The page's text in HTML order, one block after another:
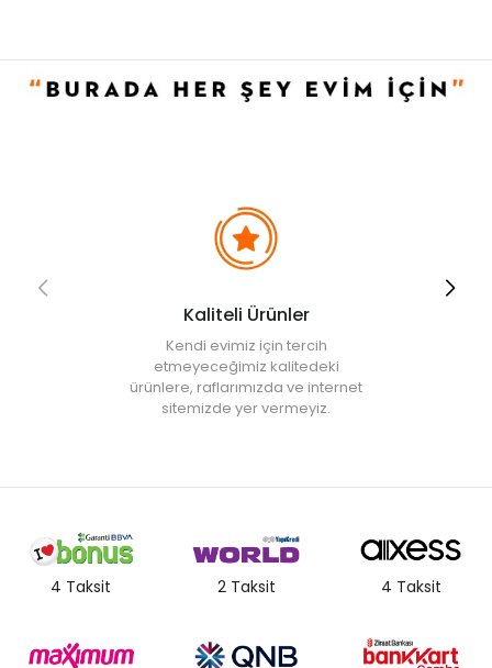
Evidea tarafından incelenecek ve uygun bulunmayan siparişler
iptal edilecektir.
Kaliteli Ürünler
Kendi evimiz için tercih
etmeyeceğimiz kalitedeki
ürünlere, raflarımızda ve internet
sitemizde yer vermeyiz.
4 Taksit 2 Taksit 4 Taksit